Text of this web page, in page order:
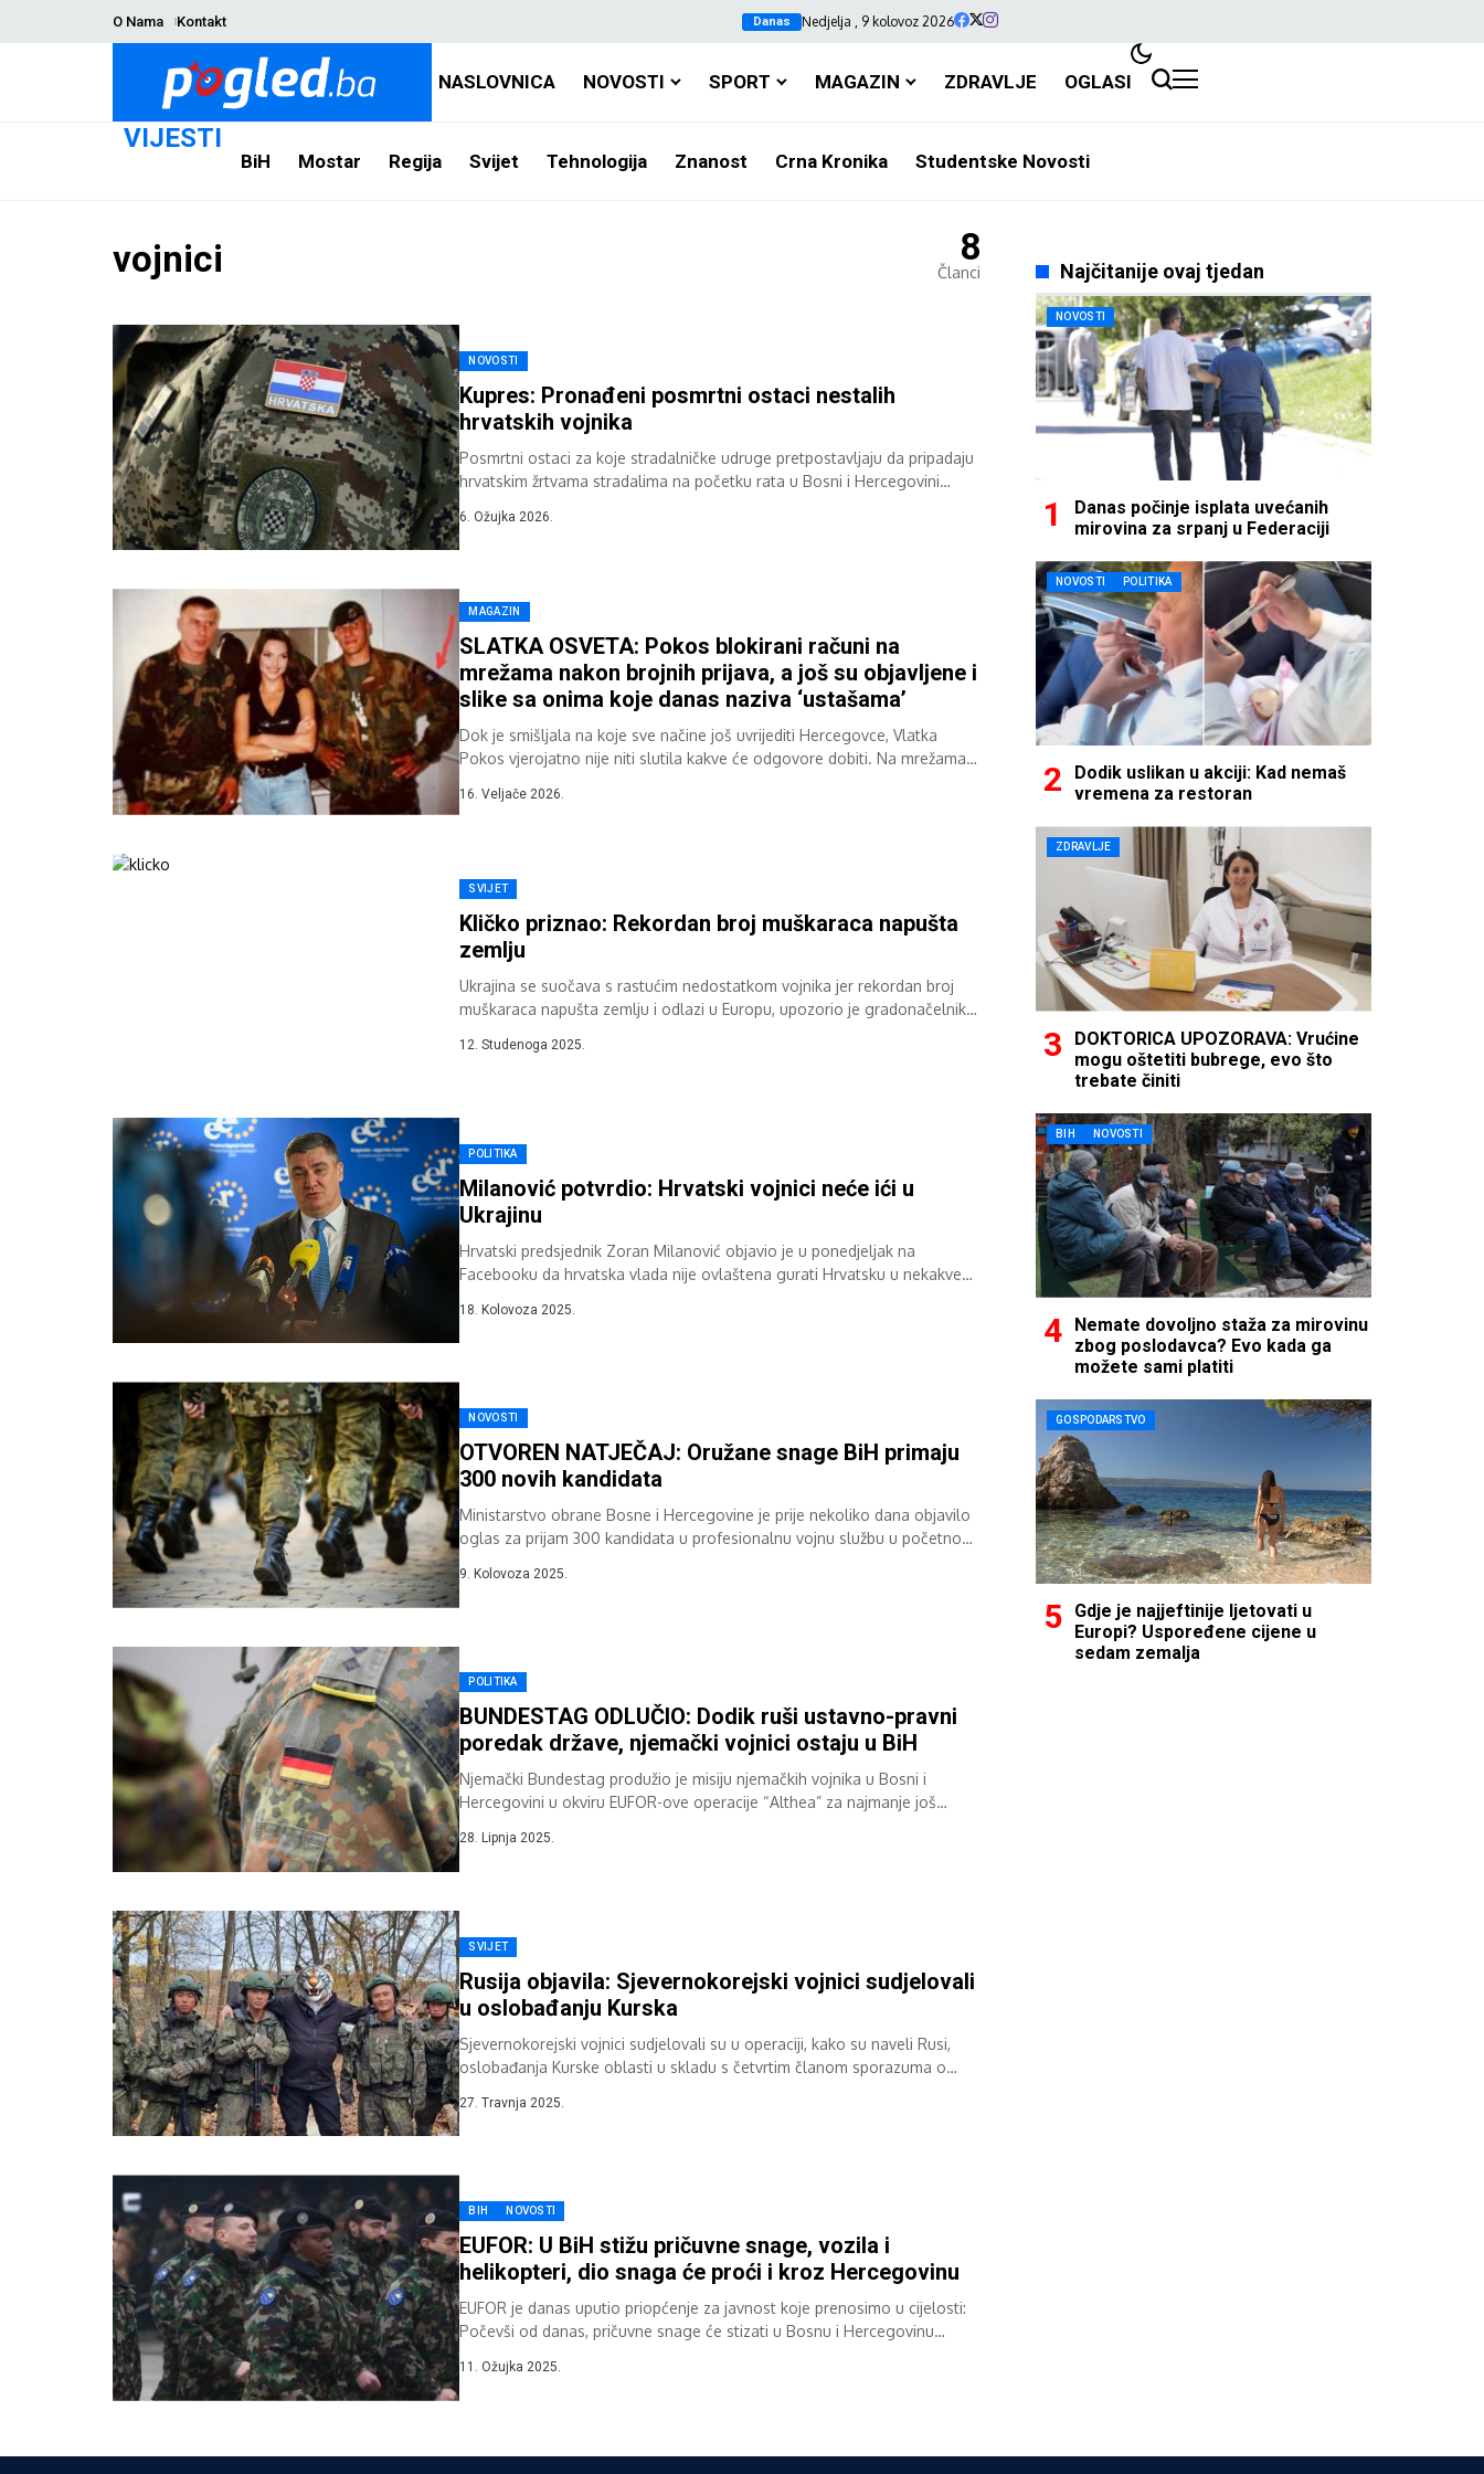
O Nama Kontakt Danas Nedjelja , 9 kolovoz 2026
NASLOVNICA NOVOSTI SPORT MAGAZIN ZDRAVLJE OGLASI
VIJESTI
BiH Mostar Regija Svijet Tehnologija Znanost Crna Kronika Studentske Novosti
vojnici 8
Članci
NOVOSTI
Kupres: Pronađeni posmrtni ostaci nestalih
hrvatskih vojnika
Posmrtni ostaci za koje stradalničke udruge pretpostavljaju da pripadaju
hrvatskim žrtvama stradalima na početku rata u Bosni i Hercegovini
6. Ožujka 2026.
MAGAZIN
SLATKA OSVETA: Pokos blokirani računi na
mrežama nakon brojnih prijava, a još su objavljene i
slike sa onima koje danas naziva ‘ustašama’
Dok je smišljala na koje sve načine još uvrijediti Hercegovce, Vlatka
Pokos vjerojatno nije niti slutila kakve će odgovore dobiti. Na mrežama
16. Veljače 2026.
SVIJET
Kličko priznao: Rekordan broj muškaraca napušta
zemlju
Ukrajina se suočava s rastućim nedostatkom vojnika jer rekordan broj
muškaraca napušta zemlju i odlazi u Europu, upozorio je gradonačelnik
12. Studenoga 2025.
POLITIKA
Milanović potvrdio: Hrvatski vojnici neće ići u
Ukrajinu
Hrvatski predsjednik Zoran Milanović objavio je u ponedjeljak na
Facebooku da hrvatska vlada nije ovlaštena gurati Hrvatsku u nekakve
18. Kolovoza 2025.
NOVOSTI
OTVOREN NATJEČAJ: Oružane snage BiH primaju
300 novih kandidata
Ministarstvo obrane Bosne i Hercegovine je prije nekoliko dana objavilo
oglas za prijam 300 kandidata u profesionalnu vojnu službu u početnom
9. Kolovoza 2025.
POLITIKA
BUNDESTAG ODLUČIO: Dodik ruši ustavno-pravni
poredak države, njemački vojnici ostaju u BiH
Njemački Bundestag produžio je misiju njemačkih vojnika u Bosni i
Hercegovini u okviru EUFOR-ove operacije “Althea” za najmanje još
28. Lipnja 2025.
SVIJET
Rusija objavila: Sjevernokorejski vojnici sudjelovali
u oslobađanju Kurska
Sjevernokorejski vojnici sudjelovali su u operaciji, kako su naveli Rusi,
oslobađanja Kurske oblasti u skladu s četvrtim članom sporazuma o
27. Travnja 2025.
BIH NOVOSTI
EUFOR: U BiH stižu pričuvne snage, vozila i
helikopteri, dio snaga će proći i kroz Hercegovinu
EUFOR je danas uputio priopćenje za javnost koje prenosimo u cijelosti:
Počevši od danas, pričuvne snage će stizati u Bosnu i Hercegovinu
11. Ožujka 2025.
Najčitanije ovaj tjedan
NOVOSTI
Danas počinje isplata uvećanih
mirovina za srpanj u Federaciji
NOVOSTI POLITIKA
Dodik uslikan u akciji: Kad nemaš
vremena za restoran
ZDRAVLJE
DOKTORICA UPOZORAVA: Vrućine
mogu oštetiti bubrege, evo što
trebate činiti
BIH NOVOSTI
Nemate dovoljno staža za mirovinu
zbog poslodavca? Evo kada ga
možete sami platiti
GOSPODARSTVO
Gdje je najjeftinije ljetovati u
Europi? Uspoređene cijene u
sedam zemalja